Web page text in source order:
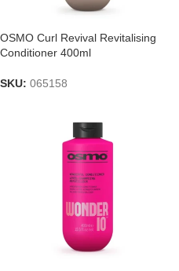
OSMO Curl Revival Revitalising
Conditioner 400ml
SKU: 065158